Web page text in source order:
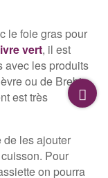
le foie gras pour
vert, il est
avec les produits
ou de Brebis.
est très
de les ajouter
Pour
on pourra